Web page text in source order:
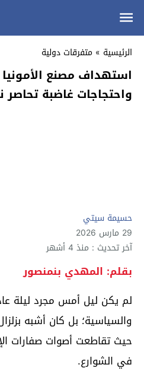
الرئيسية » متفرقات دولية
استهداف مصنع
واحتجاجات غاضبة تحاصر
حسيمة سيتي
29 مارس 2026
آخر تحديث : منذ 4 أشهر
بقلم: المهدي بنمنصور
لم يكن ليل أمس مجرد ليلة
والسياسية؛ بل كان أشبه
حيث تقاطعت أصوات صفارات
في الشوارع.